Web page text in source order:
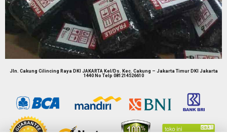
Jln. Cakung Cilincing Raya DKI JAKARTA Kel/Ds. Kec. Cakung – Jakarta Timur DKI Jakarta
1440 No Telp 081214526610